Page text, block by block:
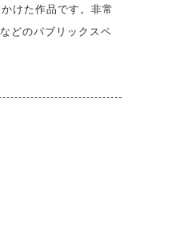
けた作品です。非常
どのパブリックスペ